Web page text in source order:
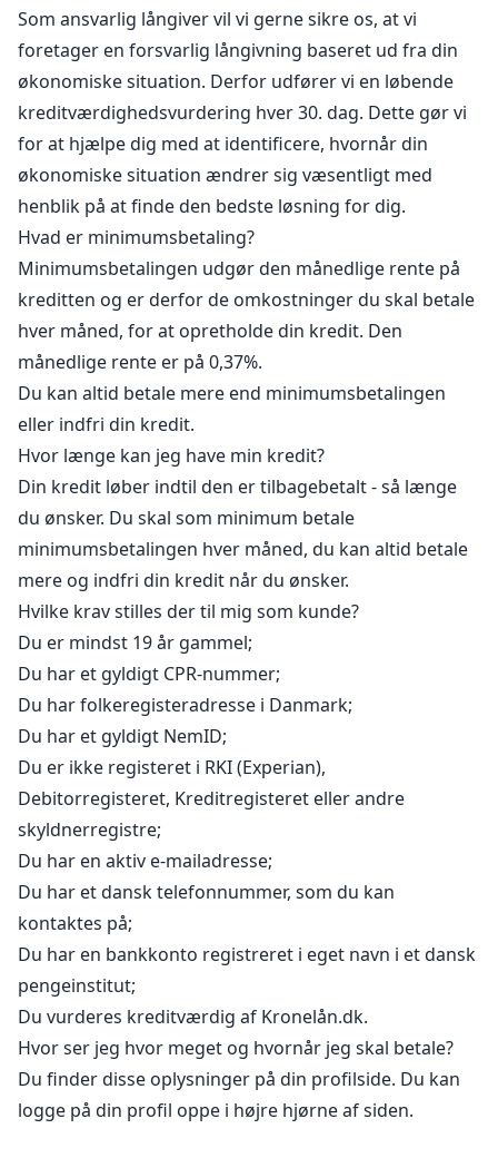
Som ansvarlig långiver vil vi gerne sikre os, at vi
foretager en forsvarlig långivning baseret ud fra din
økonomiske situation. Derfor udfører vi en løbende
kreditværdighedsvurdering hver 30. dag. Dette gør vi
for at hjælpe dig med at identificere, hvornår din
økonomiske situation ændrer sig væsentligt med
henblik på at finde den bedste løsning for dig.
Hvad er minimumsbetaling?
Minimumsbetalingen udgør den månedlige rente på
kreditten og er derfor de omkostninger du skal betale
hver måned, for at opretholde din kredit. Den
månedlige rente er på 0,37%.
Du kan altid betale mere end minimumsbetalingen
eller indfri din kredit.
Hvor længe kan jeg have min kredit?
Din kredit løber indtil den er tilbagebetalt - så længe
du ønsker. Du skal som minimum betale
minimumsbetalingen hver måned, du kan altid betale
mere og indfri din kredit når du ønsker.
Hvilke krav stilles der til mig som kunde?
Du er mindst 19 år gammel;
Du har et gyldigt CPR-nummer;
Du har folkeregisteradresse i Danmark;
Du har et gyldigt NemID;
Du er ikke registeret i RKI (Experian),
Debitorregisteret, Kreditregisteret eller andre
skyldnerregistre;
Du har en aktiv e-mailadresse;
Du har et dansk telefonnummer, som du kan
kontaktes på;
Du har en bankkonto registreret i eget navn i et dansk
pengeinstitut;
Du vurderes kreditværdig af Kronelån.dk.
Hvor ser jeg hvor meget og hvornår jeg skal betale?
Du finder disse oplysninger på din profilside. Du kan
logge på din profil oppe i højre hjørne af siden.